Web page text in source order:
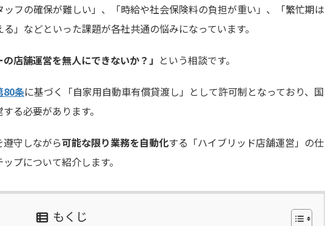
フの確保が難しい」、「時給や社会保険料の負担が重い」、「繁忙期は
」などといった課題が各社共通の悩みになっています。
の店舗運営を無人にできないか？」 という相談です。
80条に基づく「自家用自動車有償貸渡し」として許可制となっており、国
る必要があります。
守しながら可能な限り業務を自動化する「ハイブリッド店舗運営」の仕
プについて紹介します。
もくじ